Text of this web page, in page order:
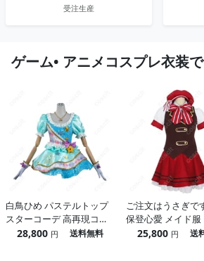
受注生産
ゲーム• アニメコスプレ衣装
白鳥ひめ パステルトップ
スターコーデ 高再現コス
プレドレス｜撮影映えと
28,800 円 送料無料
ご注文はうさぎで
保登心愛 メイド服
現で長時間快適、
25,800 円 送